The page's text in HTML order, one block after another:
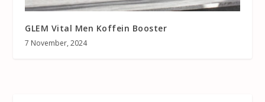
GLEM Vital Men Koffein Booster
7 November, 2024